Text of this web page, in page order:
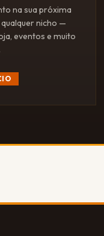
na sua próxima
nicho —
eventos e muito